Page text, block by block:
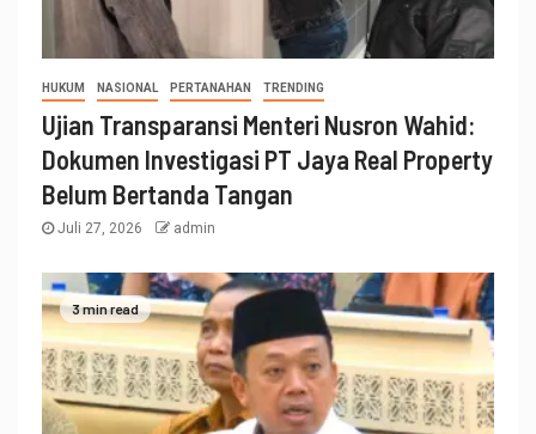
HUKUM NASIONAL PERTANAHAN TRENDING
Ujian Transparansi Menteri Nusron Wahid:
Dokumen Investigasi PT Jaya Real Property
Belum Bertanda Tangan
Juli 27, 2026 admin
3 min read